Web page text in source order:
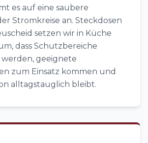
es auf eine saubere
Stromkreise an. Steckdosen
setzen wir in Küche
dass Schutzbereiche
geeignete
zum Einsatz kommen und
alltagstauglich bleibt.